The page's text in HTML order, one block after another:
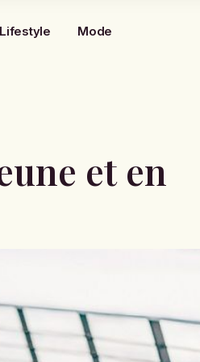
Lifestyle Mode
et en